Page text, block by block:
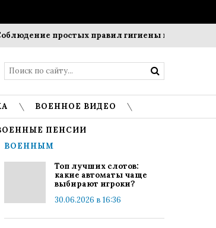
простых правил гигиены помогает
ВОЕННОЕ ВИДЕО
ПЕНСИИ
ВОЕННЫМ
Топ лучших слотов:
какие автоматы чаще
выбирают игроки?
30.06.2026 в 16:36